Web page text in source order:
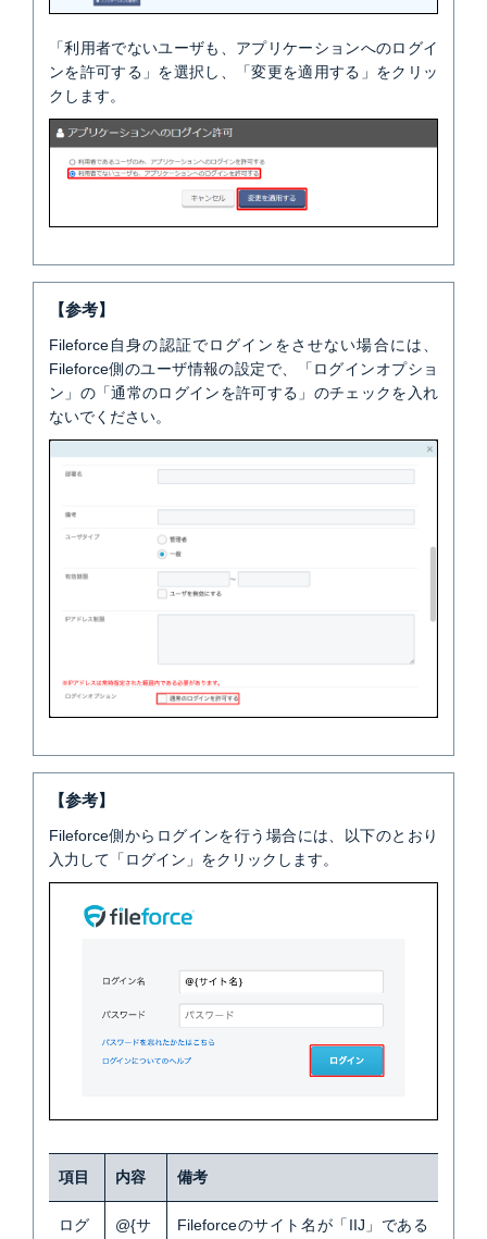
「利用者でないユーザも、アプリケーションへのログイ
ンを許可する」を選択し、「変更を適用する」をクリッ
クします。
【参考】
Fileforce自身の認証でログインをさせない場合には、
Fileforce側のユーザ情報の設定で、「ログインオプショ
ン」の「通常のログインを許可する」のチェックを入れ
ないでください。
【参考】
Fileforce側からログインを行う場合には、以下のとおり
入力して「ログイン」をクリックします。
項目 内容 備考
ログ
@{サ
Fileforceのサイト名が「IIJ」である